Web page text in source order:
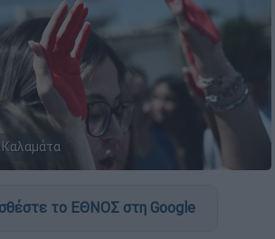
Καλαμάτα
το ΕΘΝΟΣ στη Google